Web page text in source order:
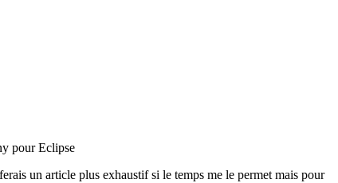
pour Eclipse
un article plus exhaustif si le temps me le permet mais pour